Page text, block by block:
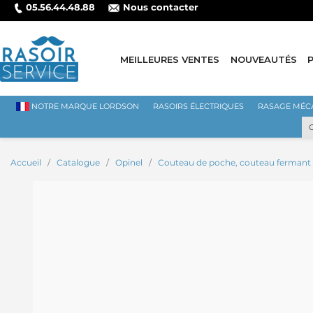
05.56.44.48.88 Nous contacter
MEILLEURES VENTES NOUVEAUTÉS
NOTRE MARQUE LORDSON RASOIRS ÉLECTRIQUES RASAGE
Accueil Catalogue Opinel Couteau de poche, couteau fermant